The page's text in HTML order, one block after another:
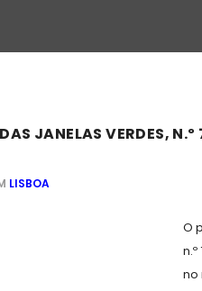
JANELAS VERDES,
LISBOA
O
no